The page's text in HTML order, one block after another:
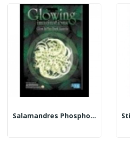
Salamandres Phosphorescents